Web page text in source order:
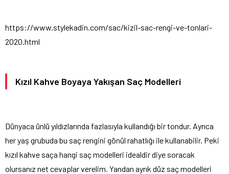
https://www.stylekadin.com/sac/kizil-sac-rengi-ve-tonlari-
2020.html
Kızıl Kahve Boyaya Yakışan Saç Modelleri
Dünyaca ünlü yıldızlarında fazlasıyla kullandığı bir tondur. Ayrıca
her yaş grubuda bu saç rengini gönül rahatlığı ile kullanabilir. Peki
kızıl kahve saça hangi saç modelleri idealdir diye soracak
olursanız net cevaplar verelim. Yandan ayrık düz saç modelleri